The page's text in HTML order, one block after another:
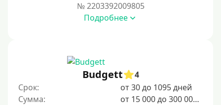
№ 2203392009805
Подробнее
Budgett
4
Срок:
от 30 до 1095 дней
Сумма:
от 15 000 до 300 000 ₽